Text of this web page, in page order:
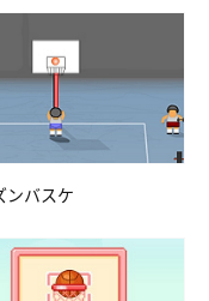
ンバスケ